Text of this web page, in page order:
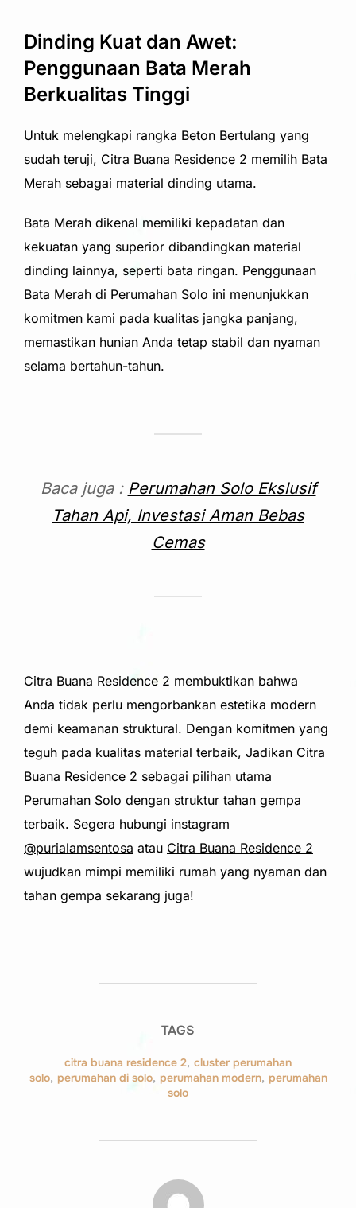
Dinding Kuat dan Awet:
Penggunaan Bata Merah
Berkualitas Tinggi
Untuk melengkapi rangka Beton Bertulang yang
sudah teruji, Citra Buana Residence 2 memilih Bata
Merah sebagai material dinding utama.
Bata Merah dikenal memiliki kepadatan dan
kekuatan yang superior dibandingkan material
dinding lainnya, seperti bata ringan. Penggunaan
Bata Merah di Perumahan Solo ini menunjukkan
komitmen kami pada kualitas jangka panjang,
memastikan hunian Anda tetap stabil dan nyaman
selama bertahun-tahun.
Baca juga : Perumahan Solo Ekslusif
Tahan Api, Investasi Aman Bebas
Cemas
Citra Buana Residence 2 membuktikan bahwa
Anda tidak perlu mengorbankan estetika modern
demi keamanan struktural. Dengan komitmen yang
teguh pada kualitas material terbaik, Jadikan Citra
Buana Residence 2 sebagai pilihan utama
Perumahan Solo dengan struktur tahan gempa
terbaik. Segera hubungi instagram
@purialamsentosa atau Citra Buana Residence 2
wujudkan mimpi memiliki rumah yang nyaman dan
tahan gempa sekarang juga!
TAGS
citra buana residence 2, cluster perumahan
solo, perumahan di solo, perumahan modern, perumahan
solo
POST AUTHOR